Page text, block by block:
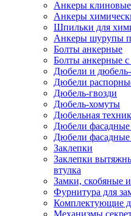
Анкеры клиновые
Анкеры
Шпильки для
Анкеры шурупы
Болты анкерные
Болты анкерные с
Дюбели и дюбель-
Дюбели
Дюбель-гвозди
Дюбель-хомуты
Дюбельная
Дюбели
Дюбели
Заклепки
Заклепки
втулка
Замки, скобяные
Фурнитура для
Комплектующие
Механизмы